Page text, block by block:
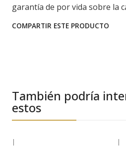
garantía de por vida sobre la
COMPARTIR ESTE PRODUCTO
También podría
estos
| |